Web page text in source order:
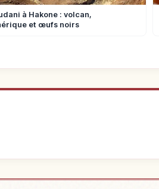
à Hakone : volcan,
et œufs noirs